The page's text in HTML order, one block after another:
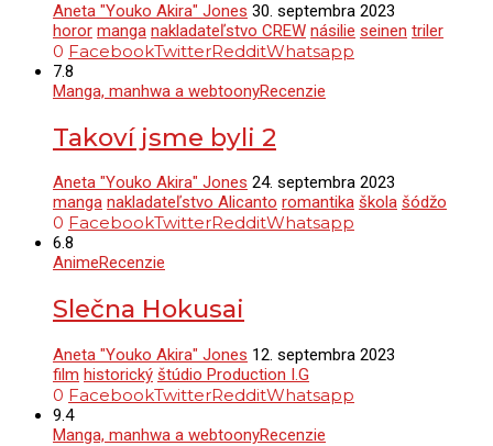
Aneta "Youko Akira" Jones 30. septembra 2023
horor manga nakladateľstvo CREW násilie seinen triler
0 FacebookTwitterRedditWhatsapp
7.8
Manga, manhwa a webtoonyRecenzie
Takoví jsme byli 2
Aneta "Youko Akira" Jones 24. septembra 2023
manga nakladateľstvo Alicanto romantika škola šódžo
0 FacebookTwitterRedditWhatsapp
6.8
AnimeRecenzie
Slečna Hokusai
Aneta "Youko Akira" Jones 12. septembra 2023
film historický štúdio Production I.G
0 FacebookTwitterRedditWhatsapp
9.4
Manga, manhwa a webtoonyRecenzie